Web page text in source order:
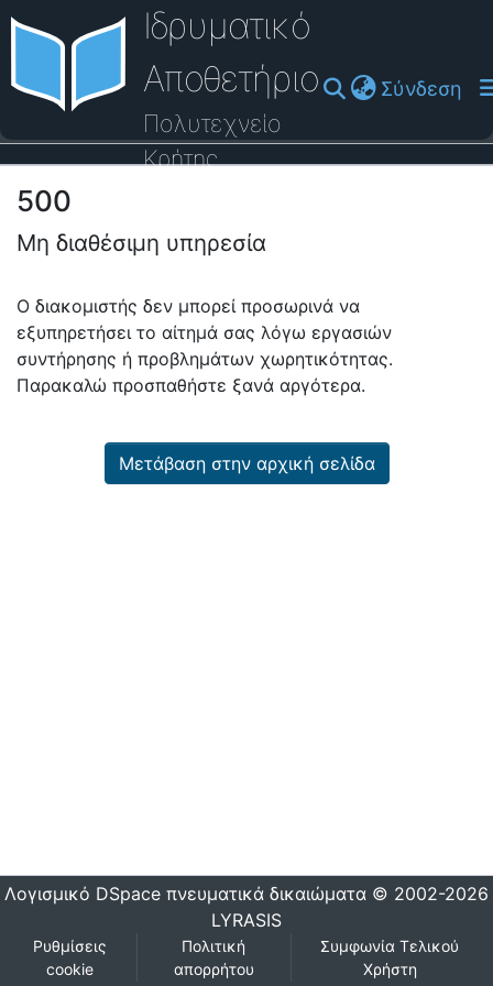
Ιδρυματικό
Αποθετήριο
Πολυτεχνείο
Κρήτης
Σύνδεση
Οδηγός Βοήθειας
500
Μη διαθέσιμη υπηρεσία
Ο διακομιστής δεν μπορεί προσωρινά να
εξυπηρετήσει το αίτημά σας λόγω εργασιών
συντήρησης ή προβλημάτων χωρητικότητας.
Παρακαλώ προσπαθήστε ξανά αργότερα.
Μετάβαση στην αρχική σελίδα
Λογισμικό DSpace πνευματικά δικαιώματα © 2002-2026
LYRASIS
Ρυθμίσεις
cookie
Πολιτική
απορρήτου
Συμφωνία Τελικού
Χρήστη